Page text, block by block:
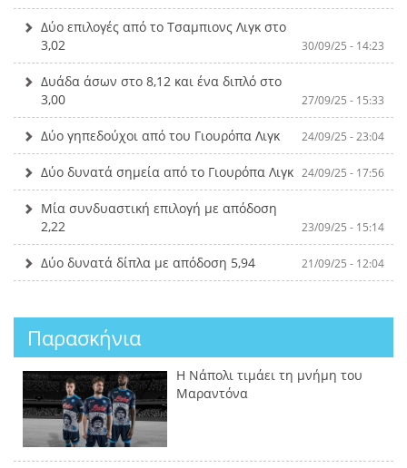
Δύο επιλογές από το Τσαμπιονς Λιγκ στο
3,02
30/09/25 - 14:23
Δυάδα άσων στο 8,12 και ένα διπλό στο
3,00
27/09/25 - 15:33
Δύο γηπεδούχοι από του Γιουρόπα Λιγκ 24/09/25 - 23:04
Δύο δυνατά σημεία από το Γιουρόπα Λιγκ 24/09/25 - 17:56
Μία συνδυαστική επιλογή με απόδοση
2,22
23/09/25 - 15:14
Δύο δυνατά δίπλα με απόδοση 5,94 21/09/25 - 12:04
Παρασκήνια
Η Νάπολι τιμάει τη μνήμη του
Μαραντόνα